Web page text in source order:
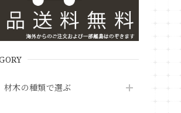
材木の種類で選ぶ